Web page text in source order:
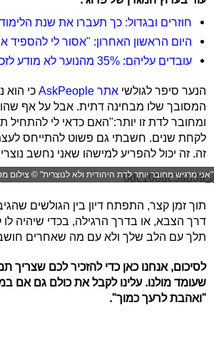
חוזרים ובגדול: כך תעברו את שנת
היום הראשון האחרון: "אסור לי להספיד
עובדים עליהם: 35% מהנוער לא מודע לזכויות שלו בעבודה
הנער סיפר לגולשי אתר AskPeople
כי
המסובך שלו מבחינה דתית. אבל על אף
ומחובר לדת זו יותר:"האם כדאי לי להתחיל
לקחת שנים. חשבתי גם פשוט להתייחס
זה. זה יכול להפריע למישהו שאני נחשב
"אני מרגיש מחובר יותר לדת היהודית ולא לנוצרית" © צילום
תוך זמן קצר, התפתח דיון בין הגולשים
דרך הצבא, או בדרך הרגילה, בכדי שיהיה
תלך עם הלב שלך ולא עם מה שאחרים
לסיכום, אנחנו כאן כדי להזכיר לכם
שעומד מולנו. עלינו לקבל את כולם גם אם
"ואהבת לרעך כמוך".